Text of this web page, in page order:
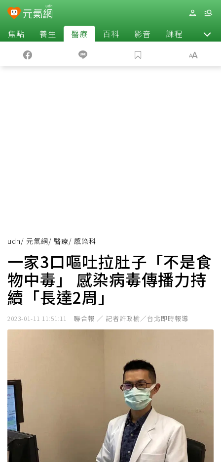
焦點 養生 醫療 百科 影音 課程 退休
udn/ 元氣網/ 醫療/ 感染科
一家3口嘔吐拉肚子「不是食
物中毒」 感染病毒傳播力持
續「長達2周」
2023-01-11 11:51:11 聯合報 ／ 記者許政榆／台北即時報導